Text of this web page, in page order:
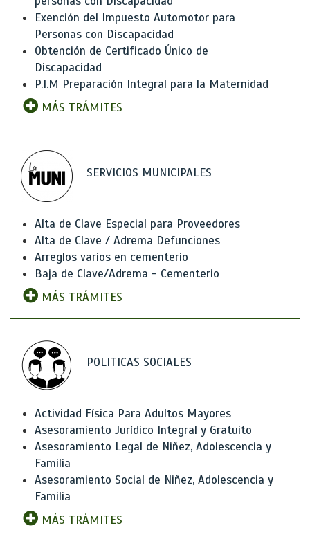
Exención del Impuesto Automotor para
Personas con Discapacidad
Obtención de Certificado Único de
Discapacidad
P.I.M Preparación Integral para la Maternidad
MÁS TRÁMITES
SERVICIOS MUNICIPALES
Alta de Clave Especial para Proveedores
Alta de Clave / Adrema Defunciones
Arreglos varios en cementerio
Baja de Clave/Adrema - Cementerio
MÁS TRÁMITES
POLITICAS SOCIALES
Actividad Física Para Adultos Mayores
Asesoramiento Jurídico Integral y Gratuito
Asesoramiento Legal de Niñez, Adolescencia y
Familia
Asesoramiento Social de Niñez, Adolescencia y
Familia
MÁS TRÁMITES